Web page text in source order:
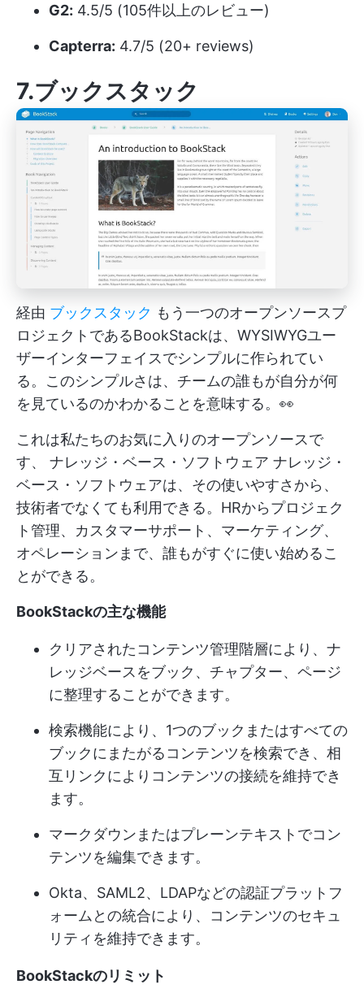
G2: 4.5/5 (105件以上のレビュー)
Capterra: 4.7/5 (20+ reviews)
7.ブックスタック
経由 ブックスタック もう一つのオープンソースプ
ロジェクトであるBookStackは、WYSIWYGユー
ザーインターフェイスでシンプルに作られてい
る。このシンプルさは、チームの誰もが自分が何
を見ているのかわかることを意味する。👀
これは私たちのお気に入りのオープンソースで
す、 ナレッジ・ベース・ソフトウェア ナレッジ・
ベース・ソフトウェアは、その使いやすさから、
技術者でなくても利用できる。HRからプロジェク
ト管理、カスタマーサポート、マーケティング、
オペレーションまで、誰もがすぐに使い始めるこ
とができる。
BookStackの主な機能
クリアされたコンテンツ管理階層により、ナ
レッジベースをブック、チャプター、ページ
に整理することができます。
検索機能により、1つのブックまたはすべての
ブックにまたがるコンテンツを検索でき、相
互リンクによりコンテンツの接続を維持でき
ます。
マークダウンまたはプレーンテキストでコン
テンツを編集できます。
Okta、SAML2、LDAPなどの認証プラットフ
ォームとの統合により、コンテンツのセキュ
リティを維持できます。
BookStackのリミット